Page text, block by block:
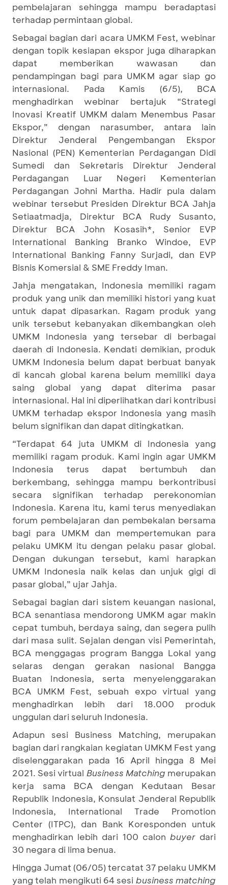
pembelajaran sehingga mampu beradaptasi
terhadap permintaan global.
Sebagai bagian dari acara UMKM Fest, webinar
dengan topik kesiapan ekspor juga diharapkan
dapat memberikan wawasan dan
pendampingan bagi para UMKM agar siap go
internasional. Pada Kamis (6/5), BCA
menghadirkan webinar bertajuk “Strategi
Inovasi Kreatif UMKM dalam Menembus Pasar
Ekspor,” dengan narasumber, antara lain
Direktur Jenderal Pengembangan Ekspor
Nasional (PEN) Kementerian Perdagangan Didi
Sumedi dan Sekretaris Direktur Jenderal
Perdagangan Luar Negeri Kementerian
Perdagangan Johni Martha. Hadir pula dalam
webinar tersebut Presiden Direktur BCA Jahja
Setiaatmadja, Direktur BCA Rudy Susanto,
Direktur BCA John Kosasih*, Senior EVP
International Banking Branko Windoe, EVP
International Banking Fanny Surjadi, dan EVP
Bisnis Komersial & SME Freddy Iman.
Jahja mengatakan, Indonesia memiliki ragam
produk yang unik dan memiliki histori yang kuat
untuk dapat dipasarkan. Ragam produk yang
unik tersebut kebanyakan dikembangkan oleh
UMKM Indonesia yang tersebar di berbagai
daerah di Indonesia. Kendati demikian, produk
UMKM Indonesia belum dapat berbuat banyak
di kancah global karena belum memiliki daya
saing global yang dapat diterima pasar
internasional. Hal ini diperlihatkan dari kontribusi
UMKM terhadap ekspor Indonesia yang masih
belum signifikan dan dapat ditingkatkan.
“Terdapat 64 juta UMKM di Indonesia yang
memiliki ragam produk. Kami ingin agar UMKM
Indonesia terus dapat bertumbuh dan
berkembang, sehingga mampu berkontribusi
secara signifikan terhadap perekonomian
Indonesia. Karena itu, kami terus menyediakan
forum pembelajaran dan pembekalan bersama
bagi para UMKM dan mempertemukan para
pelaku UMKM itu dengan pelaku pasar global.
Dengan dukungan tersebut, kami harapkan
UMKM Indonesia naik kelas dan unjuk gigi di
pasar global,” ujar Jahja.
Sebagai bagian dari sistem keuangan nasional,
BCA senantiasa mendorong UMKM agar makin
cepat tumbuh, berdaya saing, dan segera pulih
dari masa sulit. Sejalan dengan visi Pemerintah,
BCA menggagas program Bangga Lokal yang
selaras dengan gerakan nasional Bangga
Buatan Indonesia, serta menyelenggarakan
BCA UMKM Fest, sebuah expo virtual yang
menghadirkan lebih dari 18.000 produk
unggulan dari seluruh Indonesia.
Adapun sesi Business Matching, merupakan
bagian dari rangkaian kegiatan UMKM Fest yang
diselenggarakan pada 16 April hingga 8 Mei
2021. Sesi virtual Business Matching merupakan
kerja sama BCA dengan Kedutaan Besar
Republik Indonesia, Konsulat Jenderal Republik
Indonesia, International Trade Promotion
Center (ITPC), dan Bank Koresponden untuk
menghadirkan lebih dari 100 calon buyerdari
30 negara di lima benua.
Hingga Jumat (06/05) tercatat 37 pelaku UMKM
yang telah mengikuti 64 sesi business matching